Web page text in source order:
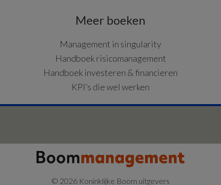
Meer boeken
Management in singularity
Handboek risicomanagement
Handboek investeren & financieren
KPI’s die wel werken
© 2026 Koninklijke Boom uitgevers